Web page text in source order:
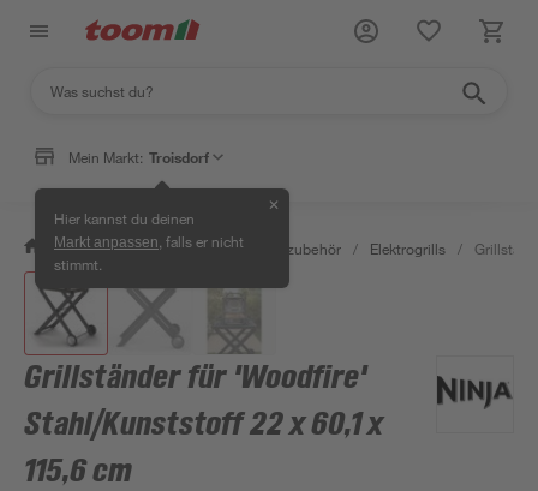
Mein Markt: Troisdorf
Hier kannst du deinen
Markt anpassen , falls er nicht
stimmt.
✕
/ Garten & Freizeit / Grills & Grillzubehör / Elektrogrills /
Grillständer für 'Woodfire'
Stahl/Kunststoff 22 x 60,1 x
115,6 cm